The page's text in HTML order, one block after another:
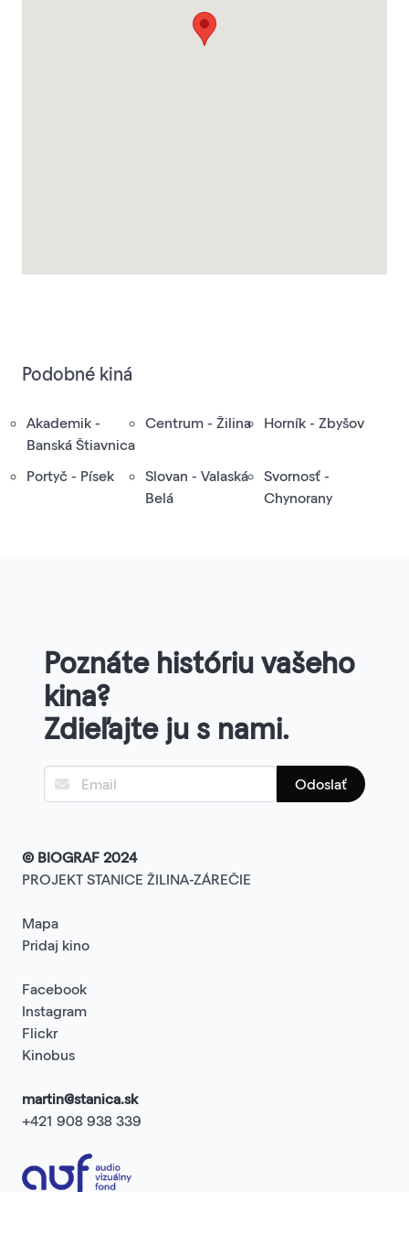
Podobné kiná
Akademik -
Banská Štiavnica
Centrum - Žilina Horník - Zbyšov
Portyč - Písek
Slovan - Valaská
Belá
Svornosť -
Chynorany
Poznáte históriu vašeho
kina?
Zdieľajte ju s nami.
Odoslať
© BIOGRAF 2024
PROJEKT STANICE ŽILINA-ZÁREČIE
Mapa
Pridaj kino
Facebook
Instagram
Flickr
Kinobus
martin@stanica.sk
+421 908 938 339